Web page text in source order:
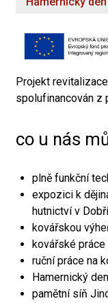
Projekt
spolufinancován z
co u nás
plně funkční
expozici k
hutnictví v
kovářskou
kovářské práce
ruční práce na
Hamernický den
pamětní síň